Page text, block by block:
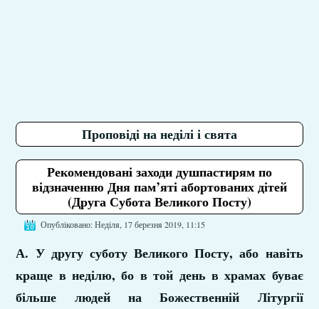
Проповіді на неділі і свята
Рекомендовані заходи душпастирям по
відзначенню Дня пам’яті абортованих дітей
(Друга Субота Великого Посту)
Опубліковано: Неділя, 17 березня 2019, 11:15
А. У другу суботу Великого Посту, або навіть
краще в неділю, бо в той день в храмах буває
більше людей на Божественній Літургії